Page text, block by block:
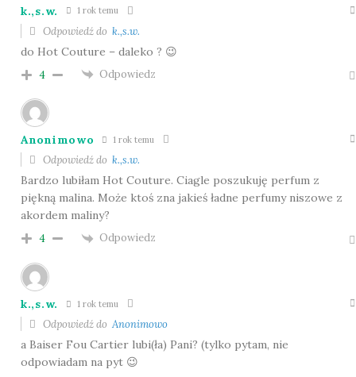
k.,s.w. 1 rok temu
Odpowiedź do k.,s.w.
do Hot Couture – daleko ? 😉
4 Odpowiedz
Anonimowo 1 rok temu
Odpowiedź do k.,s.w.
Bardzo lubiłam Hot Couture. Ciagle poszukuję perfum z
piękną malina. Może ktoś zna jakieś ładne perfumy niszowe z
akordem maliny?
4 Odpowiedz
k.,s.w. 1 rok temu
Odpowiedź do Anonimowo
a Baiser Fou Cartier lubi(ła) Pani? (tylko pytam, nie
odpowiadam na pyt 😉